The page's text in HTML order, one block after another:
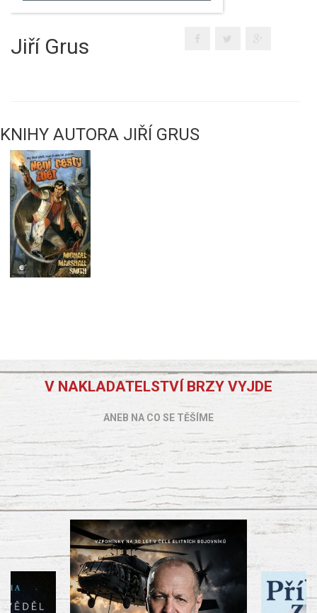
Jiří Grus
KNIHY AUTORA JIŘÍ GRUS
V NAKLADATELSTVÍ BRZY VYJDE
ANEB NA CO SE TĚŠÍME